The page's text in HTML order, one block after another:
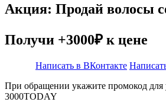
Акция: Продай волосы
Получи +3000₽ к цене
Написать в ВКонтакте
При обращении укажите промокод для
3000TODAY